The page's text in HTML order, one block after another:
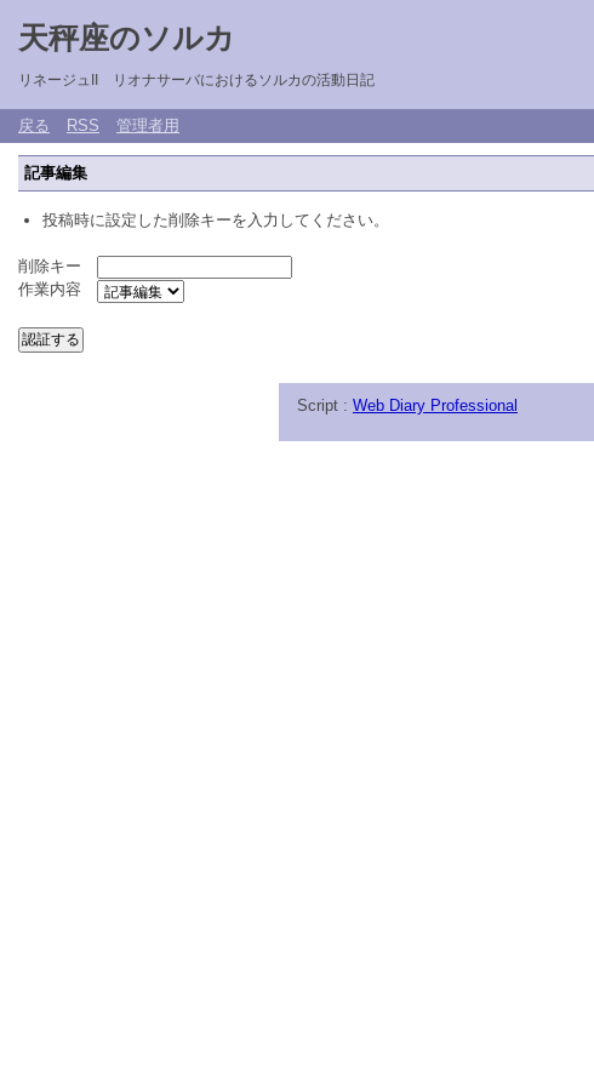
天秤座のソルカ
リネージュII リオナサーバにおけるソルカの活動日記
戻る RSS 管理者用
記事編集
投稿時に設定した削除キーを入力してください。
削除キー
作業内容
Script : Web Diary Professional